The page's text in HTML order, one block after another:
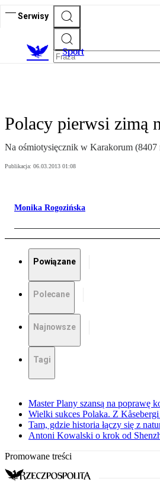
Serwisy
Sport
Polacy pierwsi zimą
Na ośmiotysięcznik w Karakorum
Publikacja: 06.03.2013 01:08
Monika Rogozińska
Powiązane
Polecane
Najnowsze
Tagi
Master Plany szansą na poprawę
Wielki sukces Polaka. Z
Tam, gdzie historia łączy się z
Antoni Kowalski o krok od
Promowane treści